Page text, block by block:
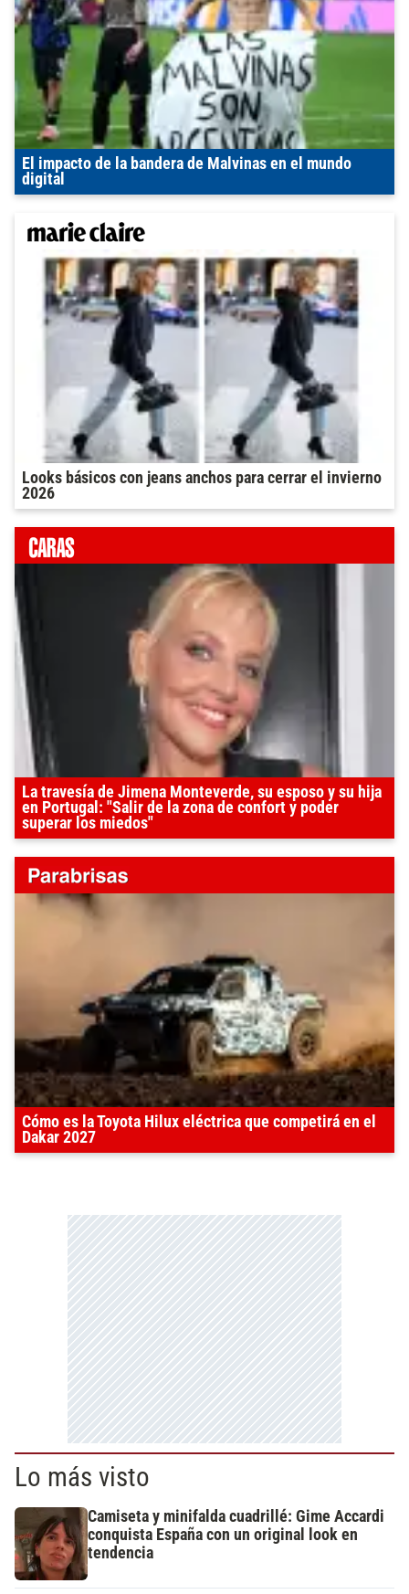
El impacto de la bandera de Malvinas en el mundo
digital
Looks básicos con jeans anchos para cerrar el invierno
2026
La travesía de Jimena Monteverde, su esposo y su hija
en Portugal: "Salir de la zona de confort y poder
superar los miedos"
Cómo es la Toyota Hilux eléctrica que competirá en el
Dakar 2027
Lo más visto
Camiseta y minifalda cuadrillé: Gime Accardi
conquista España con un original look en
tendencia